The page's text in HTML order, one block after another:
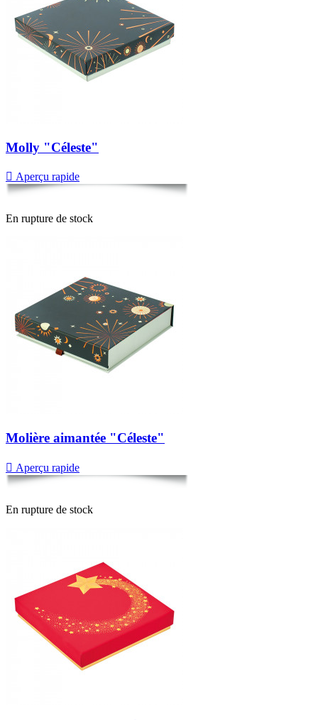
Molly "Céleste"
 Aperçu rapide
En rupture de stock
Molière aimantée "Céleste"
 Aperçu rapide
En rupture de stock